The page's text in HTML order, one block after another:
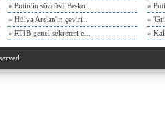
» Putin'in sözcüsü Pesko...
» Hülya Arslan'ın çeviri...
» RTİB genel sekreteri e...
»
»
»